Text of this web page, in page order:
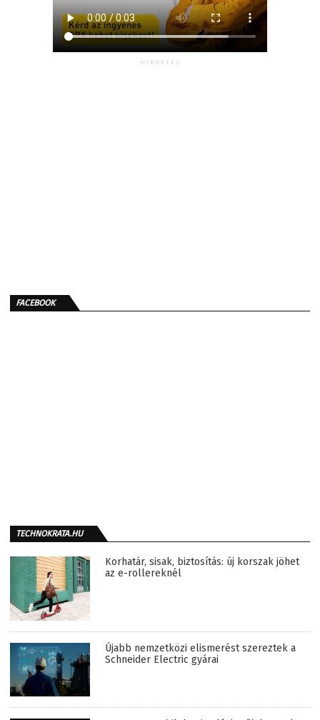
HIRDETÉS
FACEBOOK
TECHNOKRATA.HU
Korhatár, sisak, biztosítás: új korszak jöhet
az e-rollereknél
Újabb nemzetközi elismerést szereztek a
Schneider Electric gyárai